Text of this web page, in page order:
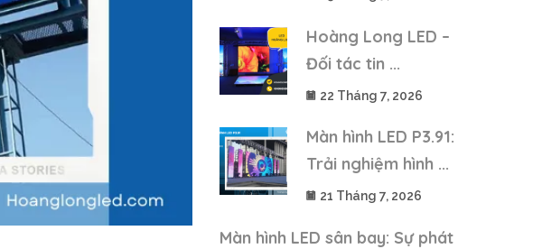
Hoàng Long LED –
Đối tác tin ...
22 Tháng 7, 2026
Màn hình LED P3.91:
Trải nghiệm hình ...
21 Tháng 7, 2026
Màn hình LED sân bay: Sự phát